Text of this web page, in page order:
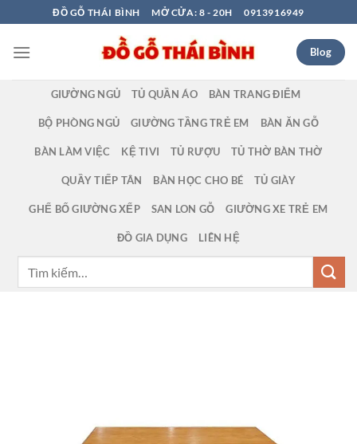
qua
nội
ĐỒ GỖ THÁI BÌNH MỞ CỬA: 8 - 20H 0913916949
Blog
GIƯỜNG NGỦ TỦ QUẦN ÁO BÀN TRANG ĐIỂM
BỘ PHÒNG NGỦ GIƯỜNG TẦNG TRẺ EM BÀN ĂN GỖ
BÀN LÀM VIỆC KỆ TIVI TỦ RƯỢU TỦ THỜ BÀN THỜ
QUẦY TIẾP TÂN BÀN HỌC CHO BÉ TỦ GIÀY
GHẾ BỐ GIƯỜNG XẾP SAN LON GỖ GIƯỜNG XE TRẺ EM
ĐỒ GIA DỤNG LIÊN HỆ